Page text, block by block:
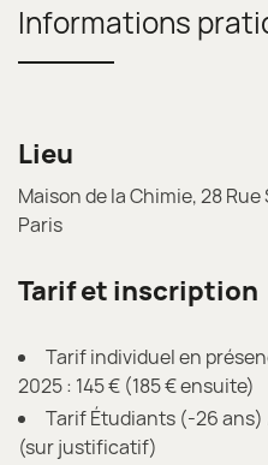
Informations
Lieu
Maison de la Chimie, 28
Paris
Tarif et inscription
Tarif individuel en
2025 : 145 € (185 € ensuite)
Tarif Étudiants (-26 ans)
(sur justificatif)